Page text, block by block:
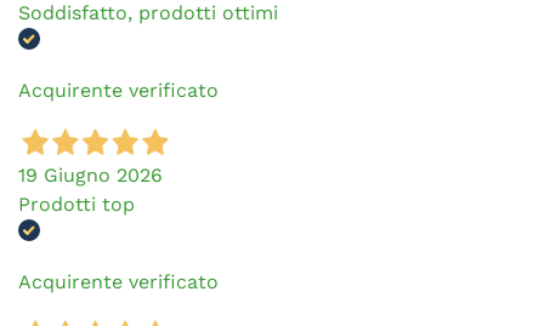
Soddisfatto, prodotti ottimi
Acquirente verificato
19 Giugno 2026
Prodotti top
Acquirente verificato